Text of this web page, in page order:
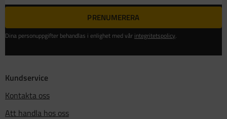
PRENUMERERA
Dina personuppgifter behandlas i enlighet med vår integritetspolicy.
Kundservice
Kontakta oss
Att handla hos oss